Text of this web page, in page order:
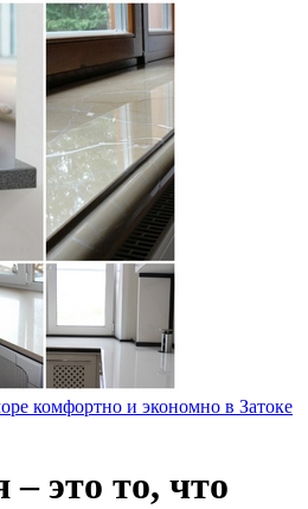
комфортно и экономно в Затоке
– это то, что